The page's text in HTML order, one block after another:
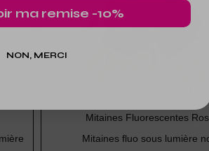
Mitaines Fluorescentes
Mitaines fluo sous lumière
ma remise -10%
NON, MERCI